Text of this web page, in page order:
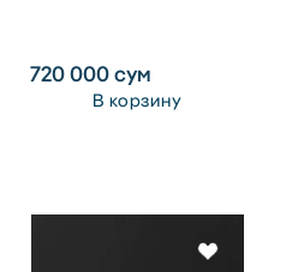
720 000сум
В корзину